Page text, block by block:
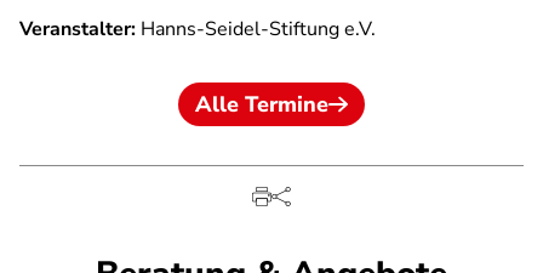
Veranstalter: Hanns-Seidel-Stiftung e.V.
Alle Termine